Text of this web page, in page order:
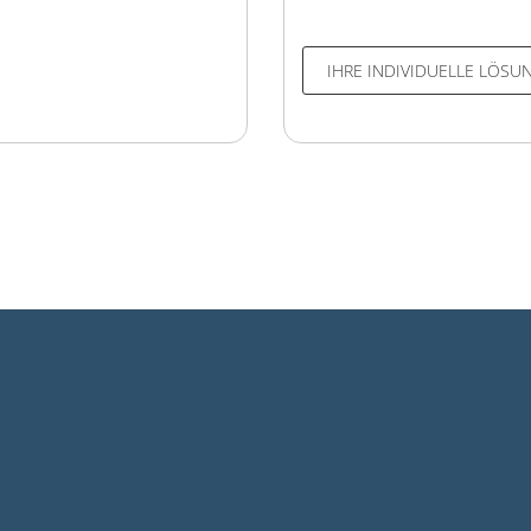
IHRE INDIVIDUELLE